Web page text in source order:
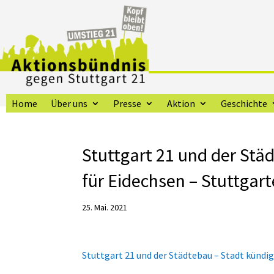
Home Über uns Presse Aktion Geschichte
Stuttgart 21 und der
für Eidechsen –
25. Mai. 2021
Stuttgart 21 und der Städtebau – Stadt